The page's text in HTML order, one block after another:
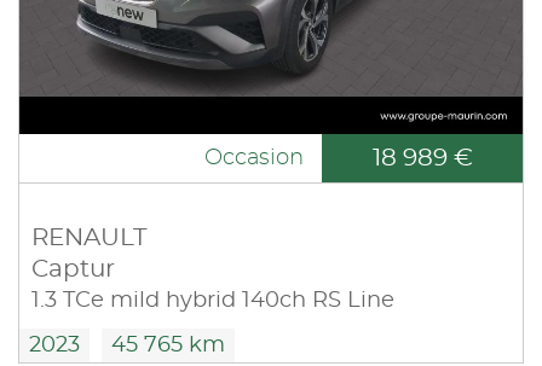
Occasion 18 989 €
RENAULT
Captur
1.3 TCe mild hybrid 140ch RS Line
2023 45 765 km